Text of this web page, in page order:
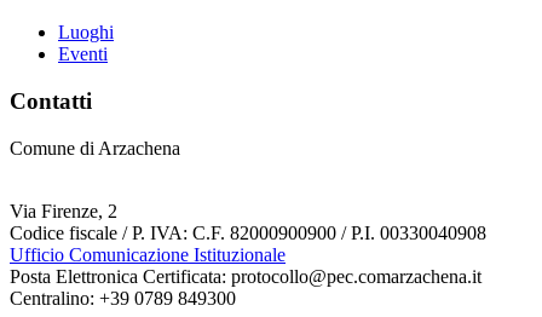
Luoghi
Eventi
Contatti
Comune di Arzachena
Via Firenze, 2
Codice fiscale / P. IVA: C.F. 82000900900 / P.I. 00330040908
Ufficio Comunicazione Istituzionale
Posta Elettronica Certificata: protocollo@pec.comarzachena.it
Centralino: +39 0789 849300